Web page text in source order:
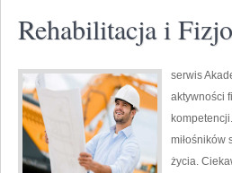
Rehabilitacja i
serwis
aktywności
miłośników
życia.